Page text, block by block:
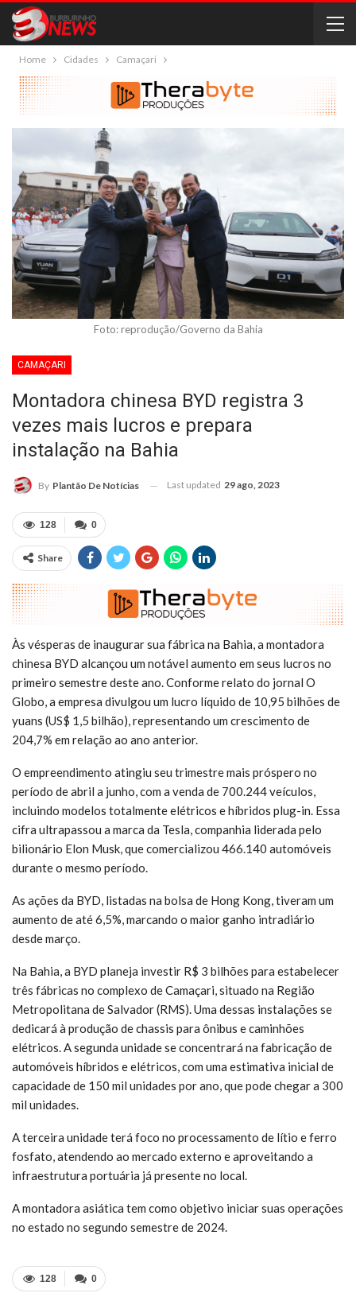
Home Cidades Camaçari
Foto: reprodução/Governo da Bahia
CAMAÇARI
Montadora chinesa BYD registra 3
vezes mais lucros e prepara
instalação na Bahia
By Plantão De Notícias Last updated 29 ago, 2023
0
128
Share
Às vésperas de inaugurar sua fábrica na Bahia, a montadora
chinesa BYD alcançou um notável aumento em seus lucros no
primeiro semestre deste ano. Conforme relato do jornal O
Globo, a empresa divulgou um lucro líquido de 10,95 bilhões de
yuans (US$ 1,5 bilhão), representando um crescimento de
204,7% em relação ao ano anterior.
O empreendimento atingiu seu trimestre mais próspero no
período de abril a junho, com a venda de 700.244 veículos,
incluindo modelos totalmente elétricos e híbridos plug-in. Essa
cifra ultrapassou a marca da Tesla, companhia liderada pelo
bilionário Elon Musk, que comercializou 466.140 automóveis
durante o mesmo período.
As ações da BYD, listadas na bolsa de Hong Kong, tiveram um
aumento de até 6,5%, marcando o maior ganho intradiário
desde março.
Na Bahia, a BYD planeja investir R$ 3 bilhões para estabelecer
três fábricas no complexo de Camaçari, situado na Região
Metropolitana de Salvador (RMS). Uma dessas instalações se
dedicará à produção de chassis para ônibus e caminhões
elétricos. A segunda unidade se concentrará na fabricação de
automóveis híbridos e elétricos, com uma estimativa inicial de
capacidade de 150 mil unidades por ano, que pode chegar a 300
mil unidades.
A terceira unidade terá foco no processamento de lítio e ferro
fosfato, atendendo ao mercado externo e aproveitando a
infraestrutura portuária já presente no local.
A montadora asiática tem como objetivo iniciar suas operações
no estado no segundo semestre de 2024.
0
128